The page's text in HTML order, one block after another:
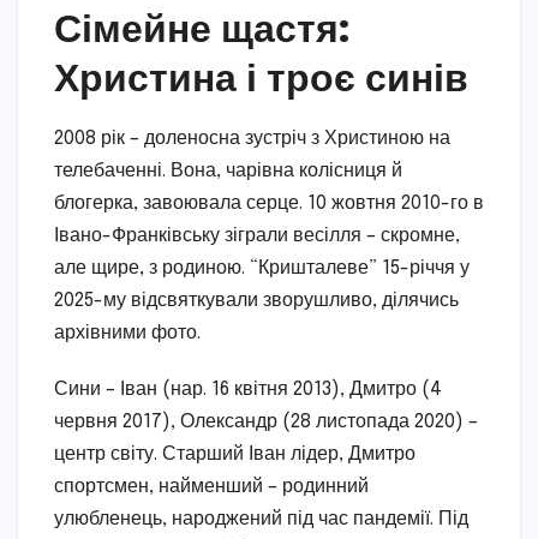
Сімейне щастя:
Христина і троє синів
2008 рік – доленосна зустріч з Христиною на
телебаченні. Вона, чарівна колісниця й
блогерка, завоювала серце. 10 жовтня 2010-го в
Івано-Франківську зіграли весілля – скромне,
але щире, з родиною. “Кришталеве” 15-річчя у
2025-му відсвяткували зворушливо, ділячись
архівними фото.
Сини – Іван (нар. 16 квітня 2013), Дмитро (4
червня 2017), Олександр (28 листопада 2020) –
центр світу. Старший Іван лідер, Дмитро
спортсмен, найменший – родинний
улюбленець, народжений під час пандемії. Під